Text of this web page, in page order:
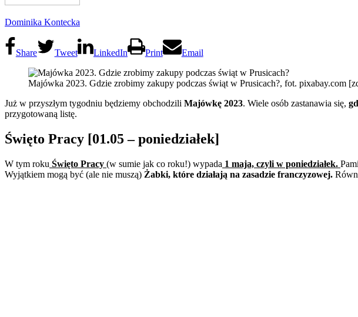
Dominika Kontecka
Share Tweet LinkedIn Print Email
Majówka 2023. Gdzie zrobimy zakupy podczas świąt w Prusicach?, fot. pixabay.com
Już w przyszłym tygodniu będziemy obchodzili Majówkę 2023. Wiele osób zastanawia się,
przygotowaną listę.
Święto Pracy [01.05 – poniedziałek]
W tym roku Święto Pracy (w sumie jak co roku!) wypada 1 maja, czyli w poniedziałek.
Wyjątkiem mogą być (ale nie muszą) Żabki, które działają na zasadzie franczyzowej.